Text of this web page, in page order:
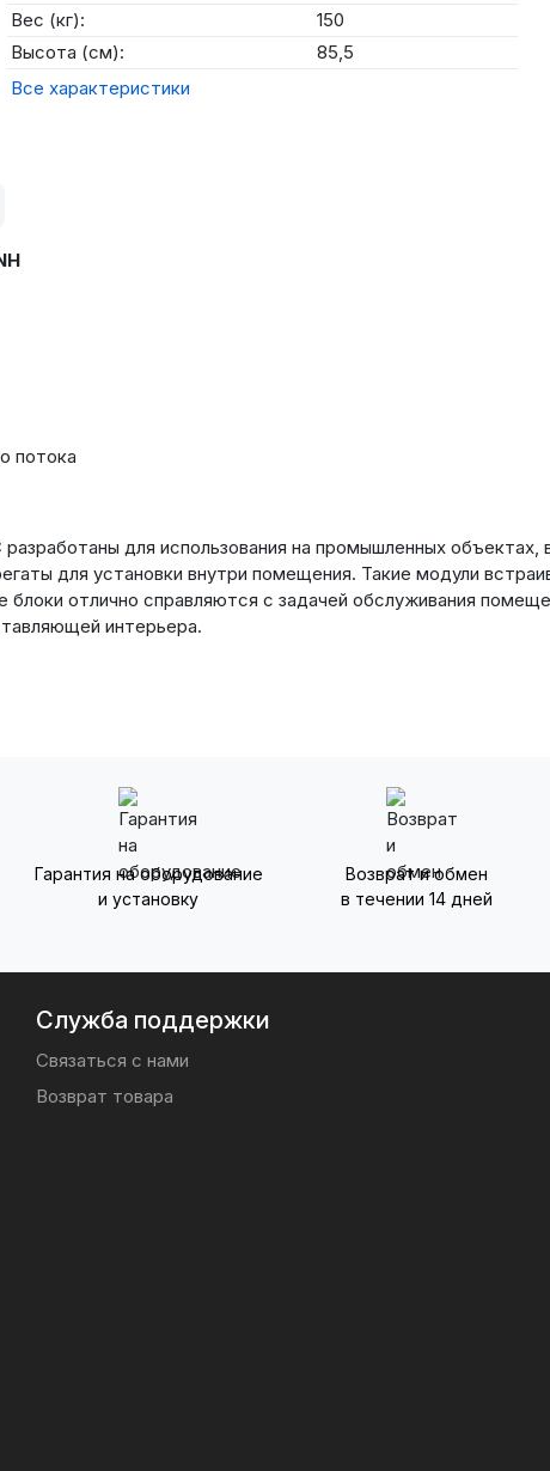
Вес (кг):
150
Высота (см):
85,5
Все характеристики
потока
для использования на промышленных
для установки внутри помещения. Такие модули
блоки отлично справляются с задачей обслуживания
интерьера.
Гарантия на оборудование
и установку
Возврат и обмен
в течении 14 дней
Служба поддержки
Связаться с нами
Возврат товара